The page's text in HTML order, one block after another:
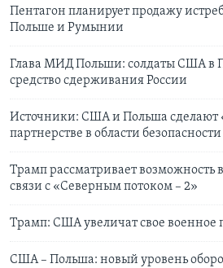
Пентагон планирует продажу
Польше и Румынии
Глава МИД Польши: солдаты США в
средство сдерживания России
Источники: США и Польша сделают
партнерстве в области безопасности
Трамп рассматривает возможность
связи с «Северным потоком – 2»
Трамп: США увеличат свое военное
США – Польша: новый уровень